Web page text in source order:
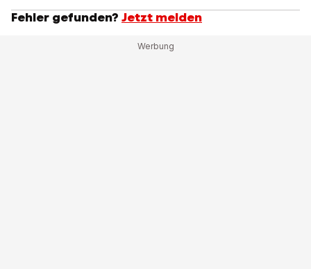
Fehler gefunden? Jetzt melden